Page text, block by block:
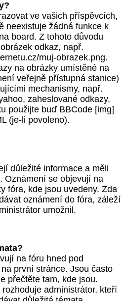
ve vašich příspěvcích,
neexistuje žádná funkce k
board. Z tohoto důvodu
odkaz, např.
muj-obrazek.png.
na obrázky umístěné na
veřejně přístupná stanice)
mechanismy, např.
zaheslované odkazy,
použijte buď BBCode [img]
(je-li povoleno).
důležité informace a měli
Oznámení se objevují na
fóra, kde jsou uvedeny. Zda
oznámení do fóra, záleží
umožnil.
na fóru hned pod
první stránce. Jsou často
přečtěte tam, kde jsou.
administrátor, kteří